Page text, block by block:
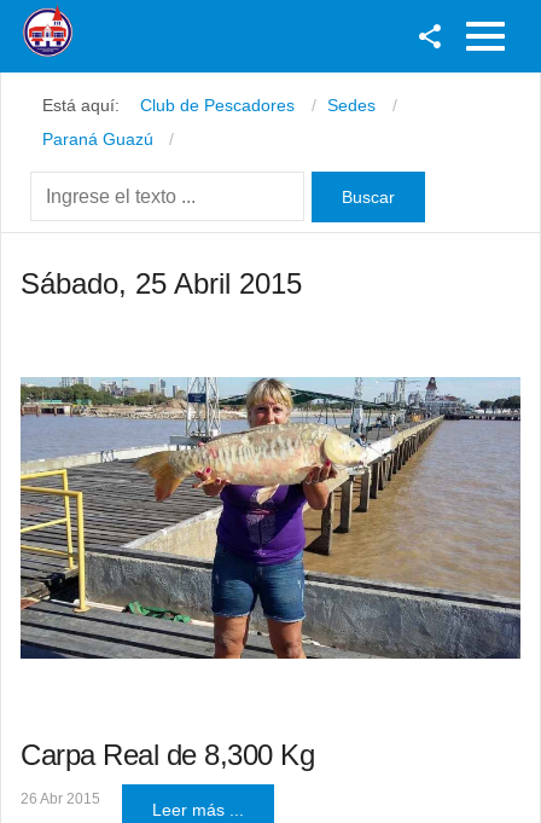
Youtube
Instagram
Está aquí: Club de Pescadores
Sedes
Paraná Guazú
Sábado, 25 Abril 2015
Carpa Real de 8,300 Kg
26 Abr 2015
Leer más ...